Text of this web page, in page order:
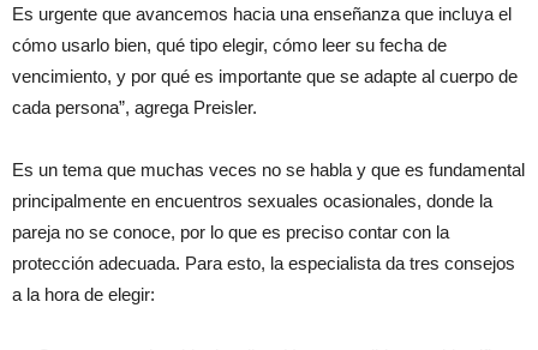
Es urgente que avancemos hacia una enseñanza que incluya el
cómo usarlo bien, qué tipo elegir, cómo leer su fecha de
vencimiento, y por qué es importante que se adapte al cuerpo de
cada persona”, agrega Preisler.
Es un tema que muchas veces no se habla y que es fundamental
principalmente en encuentros sexuales ocasionales, donde la
pareja no se conoce, por lo que es preciso contar con la
protección adecuada. Para esto, la especialista da tres consejos
a la hora de elegir: